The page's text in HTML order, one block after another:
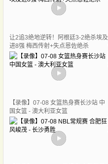
让2追3绝地逆转！阿根廷3-2绝杀埃及
进8强 梅西传射+失点恩佐绝杀
【录像】07-08 女篮热身赛长沙站 中
国女篮 - 澳大利亚女篮